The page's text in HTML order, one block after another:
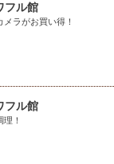
フル館
ラがお買い得！
フル館
！